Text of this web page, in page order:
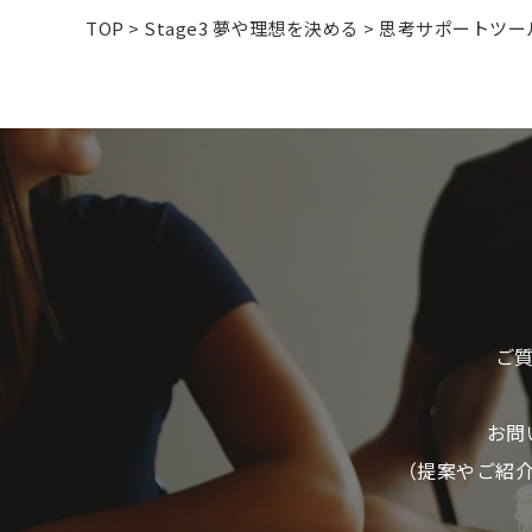
TOP > Stage3 夢や理想を決める > 思考サポートツー
ご
お問
（提案やご紹